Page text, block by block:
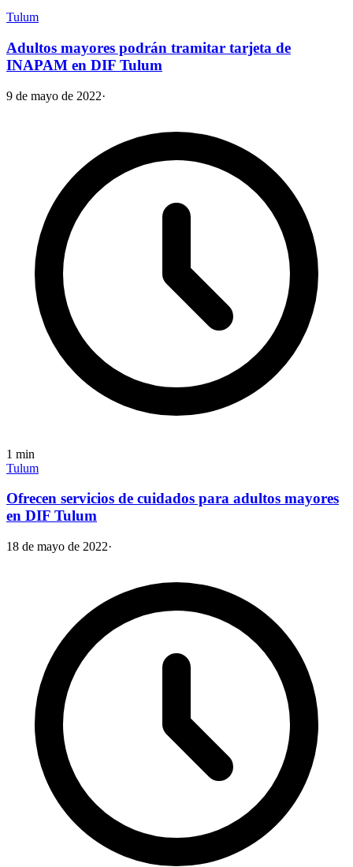
Tulum
Adultos mayores podrán tramitar tarjeta de
INAPAM en DIF Tulum
9 de mayo de 2022·
1 min
Tulum
Ofrecen servicios de cuidados para adultos mayores
en DIF Tulum
18 de mayo de 2022·